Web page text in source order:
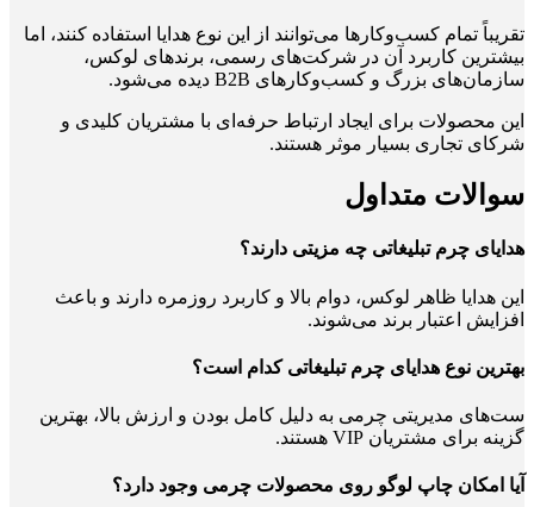
تقریباً تمام کسب‌وکارها می‌توانند از این نوع هدایا استفاده کنند، اما
بیشترین کاربرد آن در شرکت‌های رسمی، برندهای لوکس،
سازمان‌های بزرگ و کسب‌وکارهای B2B دیده می‌شود.
این محصولات برای ایجاد ارتباط حرفه‌ای با مشتریان کلیدی و
شرکای تجاری بسیار موثر هستند.
سوالات متداول
هدایای چرم تبلیغاتی چه مزیتی دارند؟
این هدایا ظاهر لوکس، دوام بالا و کاربرد روزمره دارند و باعث
افزایش اعتبار برند می‌شوند.
بهترین نوع هدایای چرم تبلیغاتی کدام است؟
ست‌های مدیریتی چرمی به دلیل کامل بودن و ارزش بالا، بهترین
گزینه برای مشتریان VIP هستند.
آیا امکان چاپ لوگو روی محصولات چرمی وجود دارد؟